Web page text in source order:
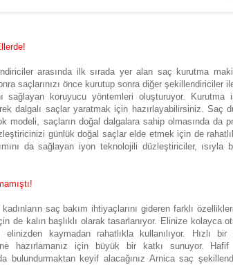
arasında ilk sırada yer alan saç kurutma
saçlarınızı önce kurutup sonra diğer şekillendiriciler
sağlayan koruyucu yöntemleri oluşturuyor. Kurutma
dalgalı saçlar yaratmak için hazırlayabilirsiniz. Saç
modeli, saçların doğal dalgalara sahip olmasında da
günlük doğal saçlar elde etmek için de
da sağlayan iyon teknolojili düzleştiriciler,
saç bakım ihtiyaçlarını gideren farklı
de kalın başlıklı olarak tasarlanıyor. Elinize kolayca
kaymadan rahatlıkla kullanılıyor. Hızlı
hazırlamanız için büyük bir katkı sunuyor.
bulundurmaktan keyif alacağınız Arnica saç